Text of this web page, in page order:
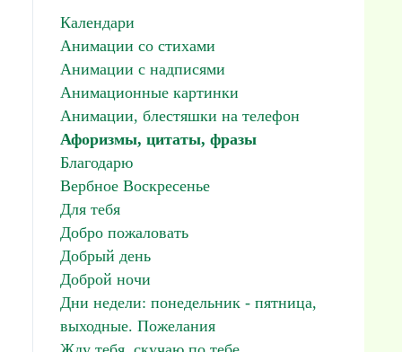
Календари
Анимации со стихами
Анимации с надписями
Анимационные картинки
Анимации, блестяшки на телефон
Афоризмы, цитаты, фразы
Благодарю
Вербное Воскресенье
Для тебя
Добро пожаловать
Добрый день
Доброй ночи
Дни недели: понедельник - пятница,
выходные. Пожелания